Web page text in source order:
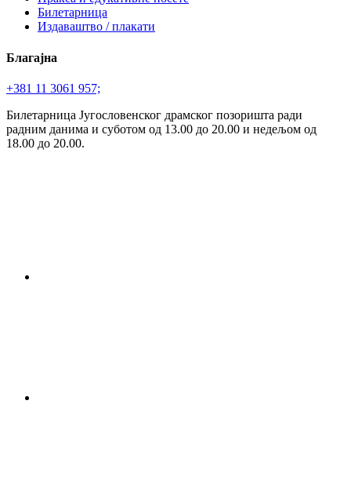
Билетарница
Издаваштво / плакати
Благајна
+381 11 3061 957;
Билетарница Југословенског драмског позоришта ради
радним данима и суботом од 13.00 до 20.00 и недељом од
18.00 до 20.00.